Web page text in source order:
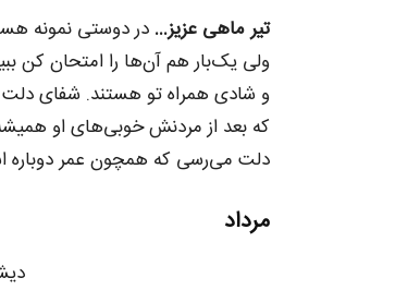
تیر ماهی عزیز… در دوستی نمونه
ولی یک‌بار هم آن‌ها را امتحان کن
و شادی همراه تو هستند. شفای دلت
که بعد از مردنش خوبی‌های او
دلت می‌رسی که همچون عمر دوباره
مرداد